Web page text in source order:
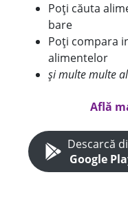
Poți căuta
bare
Poți compara
alimentelor
și multe multe
Află
Descarcă
Google